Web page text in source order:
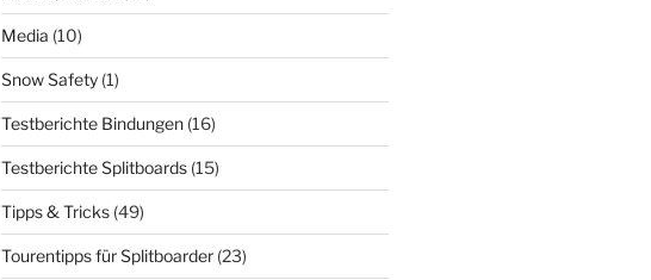
Media (10)
Snow Safety(1)
Testberichte Bindungen(16)
Testberichte Splitboards(15)
Tipps & Tricks(49)
Tourentipps für Splitboarder(23)